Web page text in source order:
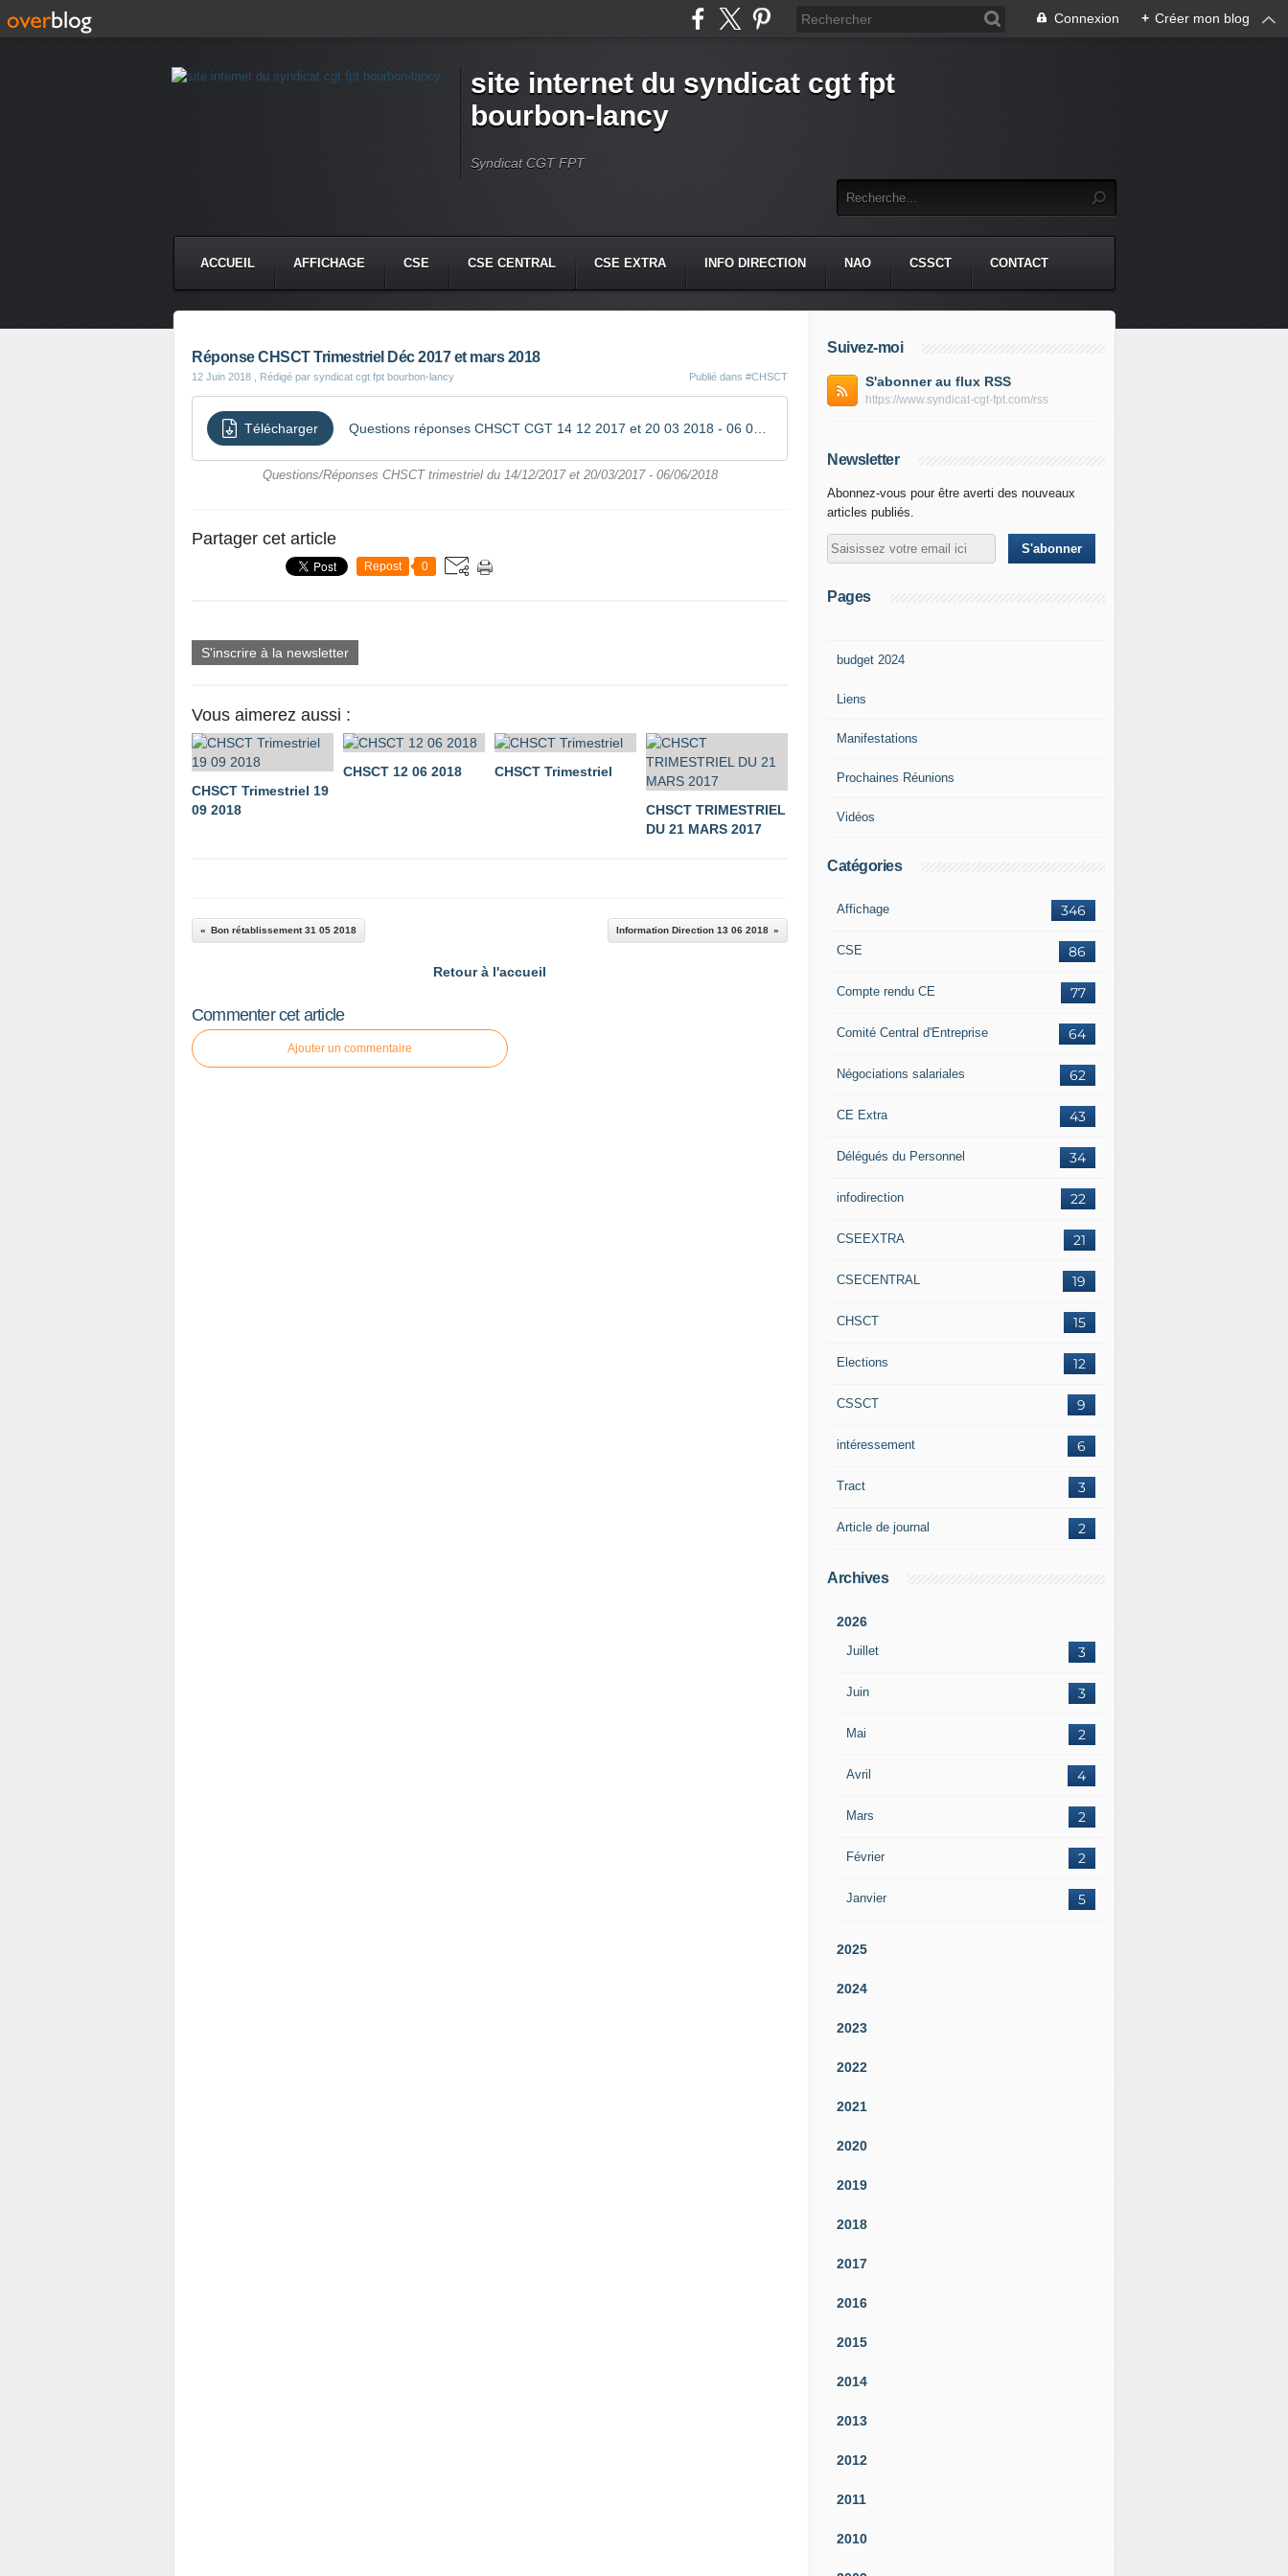
Connexion + Créer mon blog
site internet du syndicat cgt fpt
bourbon-lancy
Syndicat CGT FPT
ACCUEIL AFFICHAGE CSE CSE CENTRAL CSE EXTRA INFO DIRECTION NAO CSSCT CONTACT
Réponse CHSCT Trimestriel Déc 2017 et mars 2018
12 Juin 2018 , Rédigé par syndicat cgt fpt bourbon-lancy Publié dans #CHSCT
Télécharger
Questions/Réponses CHSCT trimestriel du 14/12/2017 et 20/03/2017 - 06/06/2018
Partager cet article
Repost 0
S'inscrire à la newsletter
Vous aimerez aussi :
CHSCT Trimestriel 19
09 2018
CHSCT 12 06 2018 CHSCT Trimestriel
CHSCT TRIMESTRIEL
DU 21 MARS 2017
Bon rétablissement 31 05 2018 Information Direction 13 06 2018
Retour à l'accueil
Commenter cet article
Ajouter un commentaire
Suivez-moi
S'abonner au flux RSS
https://www.syndicat-cgt-fpt.com/rss
Newsletter
Abonnez-vous pour être averti des nouveaux
articles publiés.
Pages
budget 2024
Liens
Manifestations
Prochaines Réunions
Vidéos
Catégories
346
Affichage
86
CSE
77
Compte rendu CE
64
Comité Central d'Entreprise
62
Négociations salariales
43
CE Extra
34
Délégués du Personnel
22
infodirection
21
CSEEXTRA
19
CSECENTRAL
15
CHSCT
12
Elections
9
CSSCT
6
intéressement
3
Tract
2
Article de journal
Archives
2026
Juillet 3
Juin 3
Mai 2
Avril 4
Mars 2
Février 2
Janvier 5
2025
2024
2023
2022
2021
2020
2019
2018
2017
2016
2015
2014
2013
2012
2011
2010